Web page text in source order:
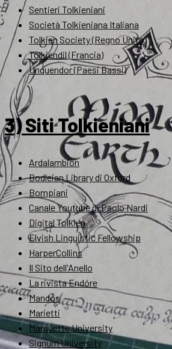
Sentieri Tolkieniani
Società Tolkieniana Italiana
Tolkien Society (Regno Unito)
Tolkiendil (Francia)
Unquendor (Paesi Bassi)
3) Siti Tolkieniani
Ardalambion
Bodleian Library di Oxford
Bompiani
Canale Youtube di Paolo Nardi
Digital Tolkien
Elvish Linguistic Fellowship
HarperCollins
Il Sito dell'Anello
La rivista Endóre
Mandos
Marietti
Marquette University
Signum University